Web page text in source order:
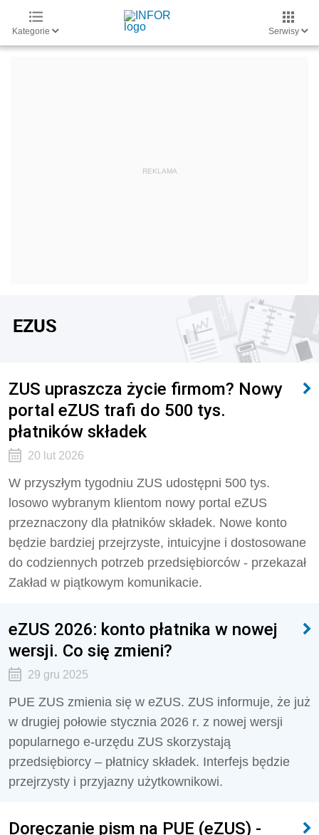
Kategorie Serwisy
EZUS
ZUS upraszcza życie firmom? Nowy
portal eZUS trafi do 500 tys.
płatników składek
20 lut 2026
W przyszłym tygodniu ZUS udostępni 500 tys.
losowo wybranym klientom nowy portal eZUS
przeznaczony dla płatników składek. Nowe konto
będzie bardziej przejrzyste, intuicyjne i dostosowane
do codziennych potrzeb przedsiębiorców - przekazał
Zakład w piątkowym komunikacie.
eZUS 2026: konto płatnika w nowej
wersji. Co się zmieni?
29 gru 2025
PUE ZUS zmienia się w eZUS. ZUS informuje, że już
w drugiej połowie stycznia 2026 r. z nowej wersji
popularnego e-urzędu ZUS skorzystają
przedsiębiorcy – płatnicy składek. Interfejs będzie
przejrzysty i przyjazny użytkownikowi.
Doręczanie pism na PUE (eZUS) -